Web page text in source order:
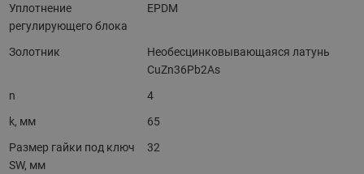
Уплотнение
регулирующего блока
EPDM
Золотник
Необесцинковывающаяся латунь
CuZn36Pb2As
n
4
k, мм
65
Размер гайки под ключ
SW, мм
32